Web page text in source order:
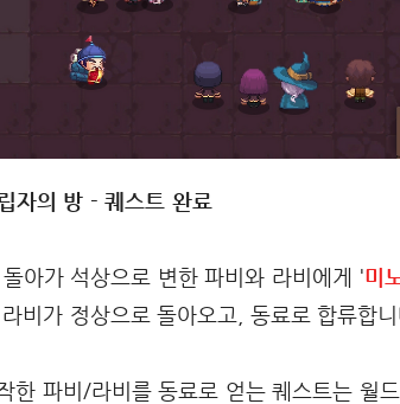
자의 방 - 퀘스트 완료
아가 석상으로 변한 파비와 라비에게 '미
비가 정상으로 돌아오고, 동료로 합류합니
한 파비/라비를 동료로 얻는 퀘스트는 월